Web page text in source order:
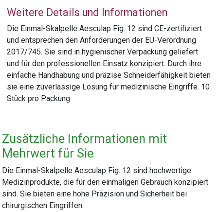
Weitere Details und Informationen
Die Einmal-Skalpelle Aesculap Fig. 12 sind CE-zertifiziert
und entsprechen den Anforderungen der EU-Verordnung
2017/745. Sie sind in hygienischer Verpackung geliefert
und für den professionellen Einsatz konzipiert. Durch ihre
einfache Handhabung und präzise Schneiderfähigkeit bieten
sie eine zuverlässige Lösung für medizinische Eingriffe. 10
Stück pro Packung
Zusätzliche Informationen mit
Mehrwert für Sie
Die Einmal-Skalpelle Aesculap Fig. 12 sind hochwertige
Medizinprodukte, die für den einmaligen Gebrauch konzipiert
sind. Sie bieten eine hohe Präzision und Sicherheit bei
chirurgischen Eingriffen.